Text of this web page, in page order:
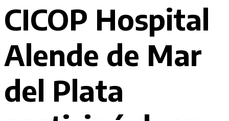
CICOP Hospital
Alende de Mar
del Plata